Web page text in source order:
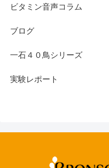
ビタミン音声コラム
ブログ
一石４０鳥シリーズ
実験レポート